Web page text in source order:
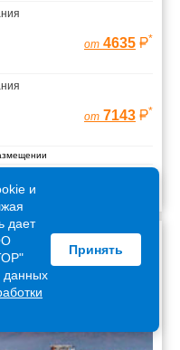
от 4635 *
от 7143 *
и
дает
данных
Принять